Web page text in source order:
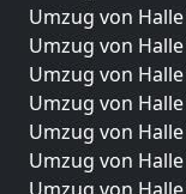
Umzug von
Umzug von
Umzug von
Umzug von
Umzug von
Umzug von
Umzug von